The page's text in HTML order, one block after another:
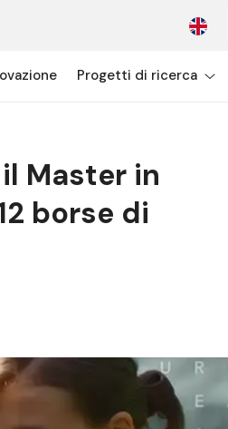
Progetti di ricerca
Master in
borse di